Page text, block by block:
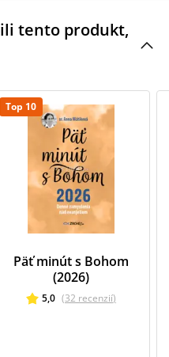
tento produkt,
Top 10
Päť minút s Bohom
(2026)
5,0 (32 recenzií)